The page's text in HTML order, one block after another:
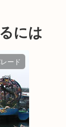
には
ード